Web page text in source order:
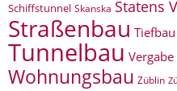
Schiffstunnel Skanska Statens
Straßenbau Tiefbau
Tunnelbau Vergabe
Wohnungsbau Züblin